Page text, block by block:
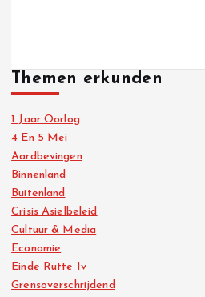
Themen erkunden
1 Jaar Oorlog
4 En 5 Mei
Aardbevingen
Binnenland
Buitenland
Crisis Asielbeleid
Cultuur & Media
Economie
Einde Rutte Iv
Grensoverschrijdend